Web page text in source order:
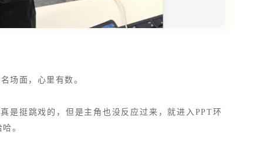
面，心里有数。
挺跳戏的，但是主角也没反应过来，就进入PPT环
。